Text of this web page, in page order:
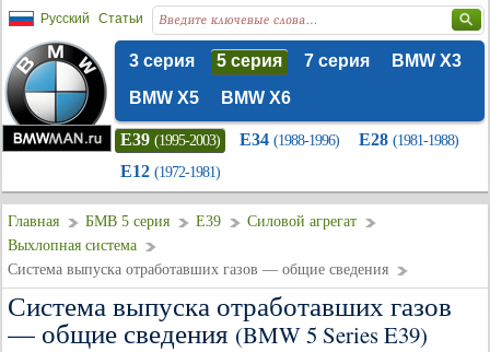
Русский Статьи
3 серия 5 серия 7 серия
BMW X3
BMW X5
BMW X6
E39 (1995-2003) E34 (1988-1996) E28 (1981-1988)
E12 (1972-1981)
Главная БМВ 5 серия E39
Силовой агрегат
Выхлопная система
Система выпуска отработавших газов — общие сведения
Система выпуска отработавших газов
— общие сведения (BMW 5 Series E39)